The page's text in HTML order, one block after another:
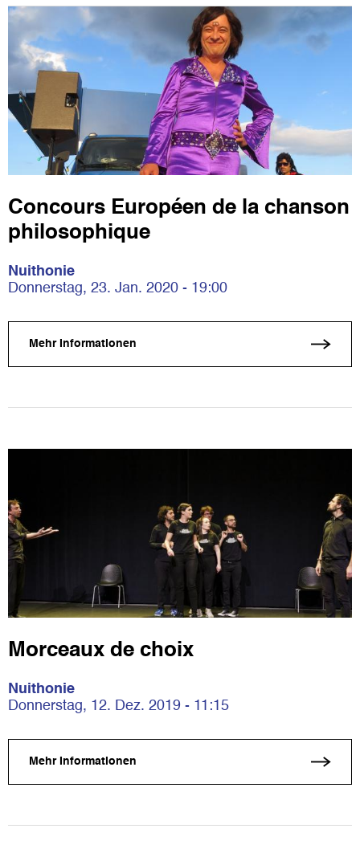
Concours Européen de la chanson
philosophique
Nuithonie
Donnerstag, 23. Jan. 2020 - 19:00
Mehr Informationen
Morceaux de choix
Nuithonie
Donnerstag, 12. Dez. 2019 - 11:15
Mehr Informationen